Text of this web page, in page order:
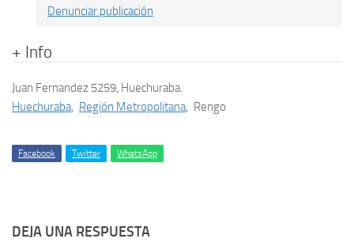
Denunciar publicación
+ Info
Juan Fernandez 5259, Huechuraba.
Huechuraba, Región Metropolitana, Rengo
Facebook Twitter WhatsApp
DEJA UNA RESPUESTA